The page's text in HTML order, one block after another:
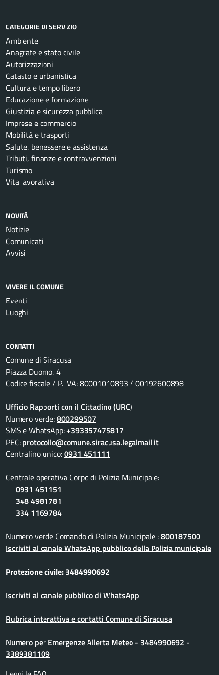
CATEGORIE DI SERVIZIO
Ambiente
Anagrafe e stato civile
Autorizzazioni
Catasto e urbanistica
Cultura e tempo libero
Educazione e formazione
Giustizia e sicurezza pubblica
Imprese e commercio
Mobilità e trasporti
Salute, benessere e assistenza
Tributi, finanze e contravvenzioni
Turismo
Vita lavorativa
NOVITÀ
Notizie
Comunicati
Avvisi
VIVERE IL COMUNE
Eventi
Luoghi
CONTATTI
Comune di Siracusa
Piazza Duomo, 4
Codice fiscale / P. IVA: 80001010893 / 00192600898
Ufficio Rapporti con il Cittadino (URC)
Numero verde:800299507
SMS e WhatsApp:+393357475817
PEC: protocollo@comune.siracusa.legalmail.it
Centralino unico:0931 451111
Centrale operativa Corpo di Polizia Municipale:
0931 451151
348 4981781
334 1169784
Numero verde Comando di Polizia Municipale :800187500
Iscriviti al canale WhatsApp pubblico della Polizia municipale
Protezione civile: 3484990692
Iscriviti al canale pubblico di WhatsApp
Rubrica interattiva e contatti Comune di Siracusa
Numero per Emergenze Allerta Meteo - 3484990692 -
3389381109